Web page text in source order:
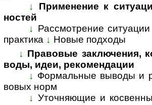
↓
Применение к
нос­тей
↓ Рассмотрение
прак­тика ↓ Но­вые под­ходы
↓ Правовые заключения,
во­ды, идеи, ре­ко­мен­дации
↓ Формальные выводы и
во­вых норм
↓ Уточняющие и